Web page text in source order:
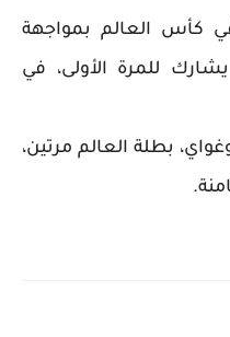
كأس العالم بمواجهة
للمرة الأولى، في
بطلة العالم مرتين،